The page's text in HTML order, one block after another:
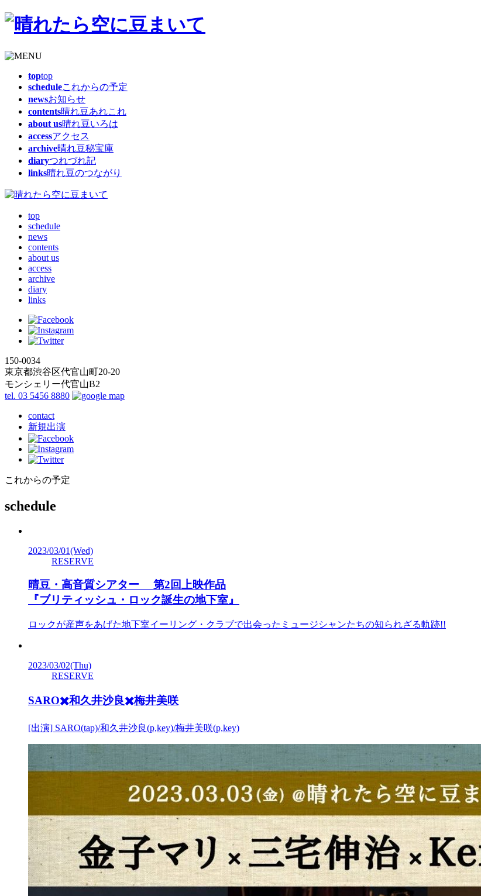
toptop
scheduleこれからの予定
newsお知らせ
contents晴れ豆あれこれ
about us晴れ豆いろは
accessアクセス
archive晴れ豆秘宝庫
diaryつれづれ記
links晴れ豆のつながり
top
schedule
news
contents
about us
access
archive
diary
links
150-0034
東京都渋谷区代官山町20-20
モンシェリー代官山B2
tel. 03 5456 8880
contact
新規出演
これからの予定
schedule
2023/03/01(Wed)
RESERVE
晴豆・高音質シアター 第2回上映作品
『ブリティッシュ・ロック誕生の地下室』
ロックが産声をあげた地下室イーリング・クラブで出会ったミュージシャンたちの知られざる軌跡!!
2023/03/02(Thu)
RESERVE
SARO✖️和久井沙良✖️梅井美咲
[出演] SARO(tap)/和久井沙良(p,key)/梅井美咲(p,key)